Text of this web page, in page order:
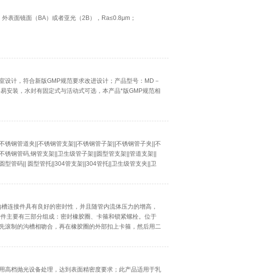
，外表面镜面（BA）或者亚光（2B），Ra≤0.8μm；
计，符合新版GMP规范要求改进设计；产品型号：MD－
安装，水封有固定式与活动式可选，本产品*版GMP规范相
锈钢管道夹||不锈钢管支架||不锈钢管子架||不锈钢管子夹||不
钢管码,钢管支架||卫生级管子架||圆型管支架||管道支架||
型管码|| 圆型管托||304管支架||304管托||卫生级管支夹||卫
连接件具有良好的密封性，并且随管内流体压力的增高，
主要有三部分组成：密封橡胶圈、卡箍和锁紧螺栓。位于
滚制的沟槽相吻合，再在橡胶圈的外部扣上卡箍，然后用二
高档抛光设备处理，达到表面精密度要求；此产品适用于乳